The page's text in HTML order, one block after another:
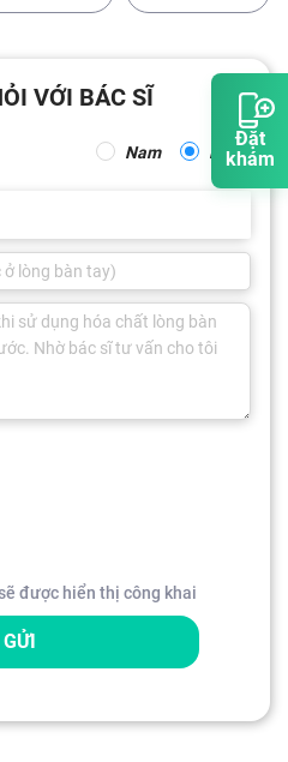
Đặt
khám
VỚI BÁC SĨ
Nam Nữ
được hiển thị công khai
GỬI